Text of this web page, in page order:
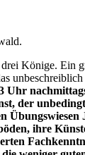
Könige. Ein
Uhr
der
ihre